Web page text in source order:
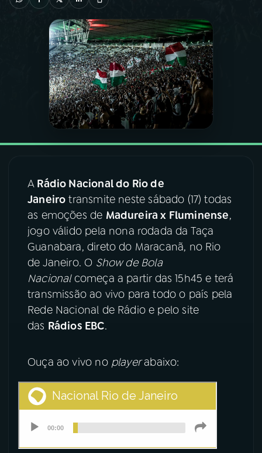
PROGRAMAS
PODCASTS
VIDEOCASTS
07ÚLTIMAS
08FESTIVAL DE MÚSICA
ACOMPANHE A RÁDIO NACIONAL
YouTube Facebook
Instagram X
TikTok
A Rádio Nacional do Rio de
Janeiro transmite neste sábado (17) todas
as emoções de Madureira x Fluminense,
jogo válido pela nona rodada da Taça
Guanabara, direto do Maracanã, no Rio
de Janeiro. O Show de Bola
Nacionalcomeça a partir das 15h45 e terá
transmissão ao vivo para todo o país pela
Rede Nacional de Rádio e pelo site
das Rádios EBC.
Ouça ao vivo no playerabaixo: